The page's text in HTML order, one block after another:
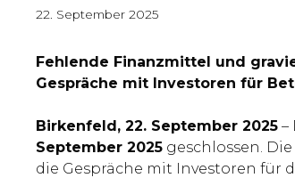
22. September 2025
Fehlende Finanzmittel und
Gespräche mit Investoren für
Birkenfeld, 22. September 2025 –
September 2025 geschlossen.
die Gespräche mit Investoren für